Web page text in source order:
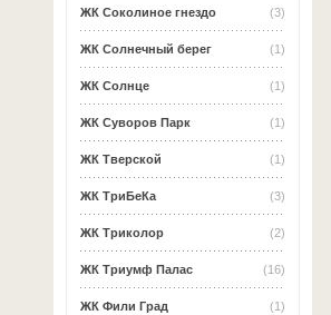
(3)
ЖК Соколиное гнездо
(1)
ЖК Солнечный берег
(1)
ЖК Солнце
(1)
ЖК Суворов Парк
(1)
ЖК Тверской
(3)
ЖК ТриБеКа
(2)
ЖК Триколор
(16)
ЖК Триумф Палас
(1)
ЖК Фили Град